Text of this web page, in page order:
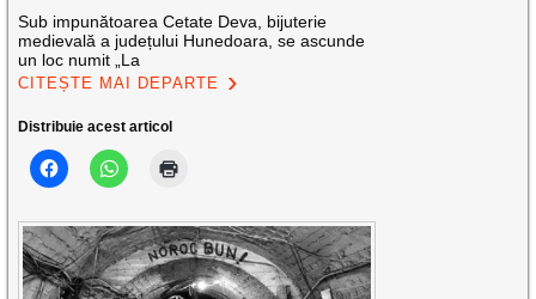
Sub impunătoarea Cetate Deva, bijuterie
medievală a județului Hunedoara, se ascunde
un loc numit „La
CITEȘTE MAI DEPARTE
Distribuie acest articol